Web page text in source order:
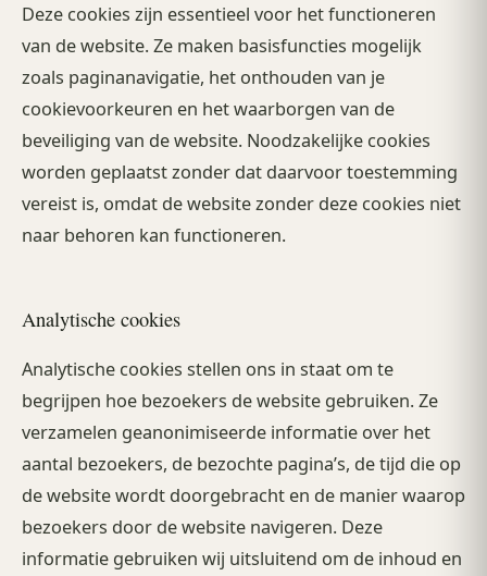
Deze cookies zijn essentieel voor het functioneren
van de website. Ze maken basisfuncties mogelijk
zoals paginanavigatie, het onthouden van je
cookievoorkeuren en het waarborgen van de
beveiliging van de website. Noodzakelijke cookies
worden geplaatst zonder dat daarvoor toestemming
vereist is, omdat de website zonder deze cookies niet
naar behoren kan functioneren.
Analytische cookies
Analytische cookies stellen ons in staat om te
begrijpen hoe bezoekers de website gebruiken. Ze
verzamelen geanonimiseerde informatie over het
aantal bezoekers, de bezochte pagina’s, de tijd die op
de website wordt doorgebracht en de manier waarop
bezoekers door de website navigeren. Deze
informatie gebruiken wij uitsluitend om de inhoud en